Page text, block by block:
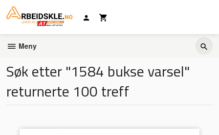
innholdet
Meny
Søk etter "1584 bukse varsel"
returnerte 100 treff